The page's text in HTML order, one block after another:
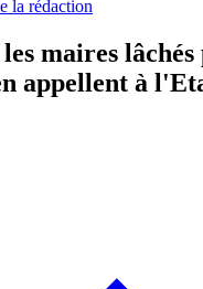
la rédaction
maires
appellent à